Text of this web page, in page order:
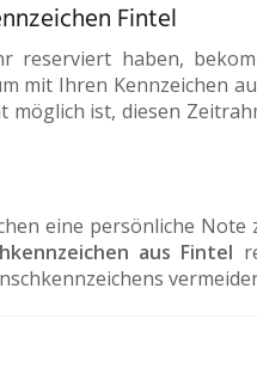
Fintel
reserviert haben,
mit Ihren Kennzeichen
möglich ist, diesen
eine persönliche
aus Fintel